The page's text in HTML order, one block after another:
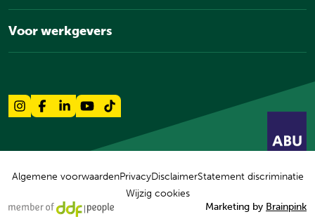
Voor werkgevers
Marketing by Brainpink
Algemene voorwaardenPrivacyDisclaimerStatement discriminatie
Wijzig cookies